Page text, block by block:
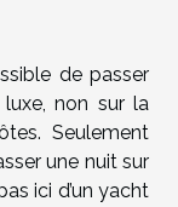
de passer
non sur la
Seulement
une nuit sur
ici d’un yacht